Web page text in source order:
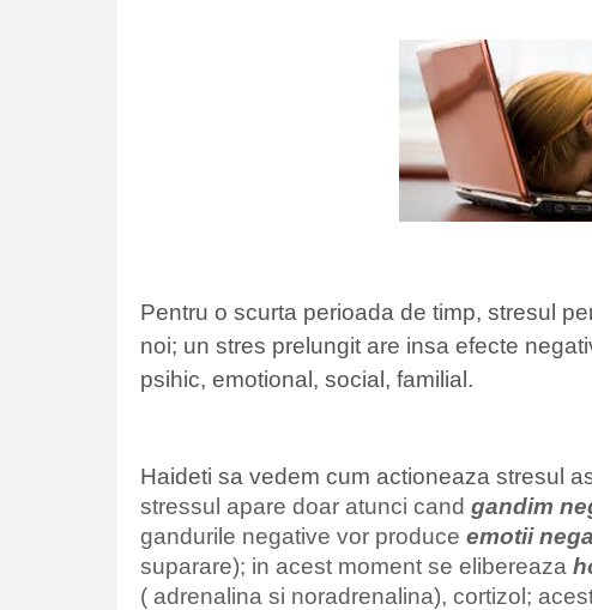
Pentru o scurta perioada de timp, stresul
noi; un stres prelungit are insa efecte
psihic, emotional, social, familial.
Haideti sa vedem cum actioneaza stresul
stressul apare doar atunci cand gandim
gandurile negative vor produce emotii
suparare); in acest moment se elibereaza
( adrenalina si noradrenalina), cortizol;